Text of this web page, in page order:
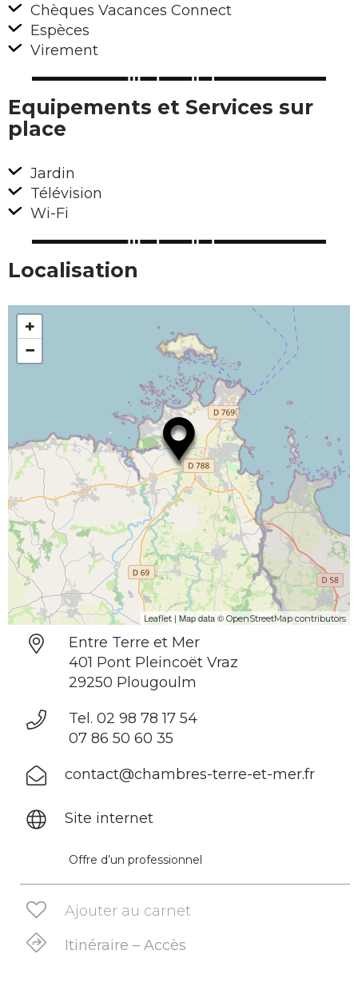
Chèques Vacances Connect
Espèces
Virement
Equipements et Services sur
place
Jardin
Télévision
Wi-Fi
Localisation
+
−
Leaflet | Map data © OpenStreetMap contributors
Entre Terre et Mer
401 Pont Pleincoët Vraz
29250 Plougoulm
Tel. 02 98 78 17 54
07 86 50 60 35
contact@chambres-terre-et-mer.fr
Site internet
Offre d’un professionnel
Ajouter au carnet
Itinéraire – Accès